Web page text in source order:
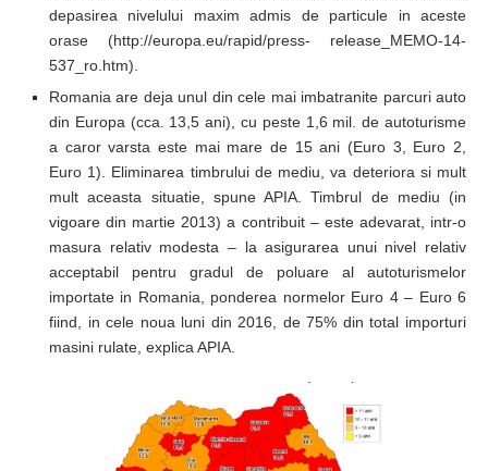
depasirea nivelului maxim admis de particule in aceste
orase (http://europa.eu/rapid/press- release_MEMO-14-
537_ro.htm).
Romania are deja unul din cele mai imbatranite parcuri auto
din Europa (cca. 13,5 ani), cu peste 1,6 mil. de autoturisme
a caror varsta este mai mare de 15 ani (Euro 3, Euro 2,
Euro 1). Eliminarea timbrului de mediu, va deteriora si mult
mult aceasta situatie, spune APIA. Timbrul de mediu (in
vigoare din martie 2013) a contribuit – este adevarat, intr-o
masura relativ modesta – la asigurarea unui nivel relativ
acceptabil pentru gradul de poluare al autoturismelor
importate in Romania, ponderea normelor Euro 4 – Euro 6
fiind, in cele noua luni din 2016, de 75% din total importuri
masini rulate, explica APIA.